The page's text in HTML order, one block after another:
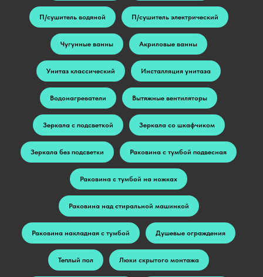
П/сушитель водяной П/сушитель электрический
Чугунные ванны Акриловые ванны
Унитаз классический Инсталляция унитаза
Водонагреватели Вытяжные вентиляторы
Зеркала с подсветкой Зеркала со шкафчиком
Зеркала без подсветки Раковина с тумбой подвесная
Раковина с тумбой на ножках
Раковина над стиральной машинкой
Раковина накладная с тумбой Душевые ограждения
Теплый пол Люки скрытого монтажа